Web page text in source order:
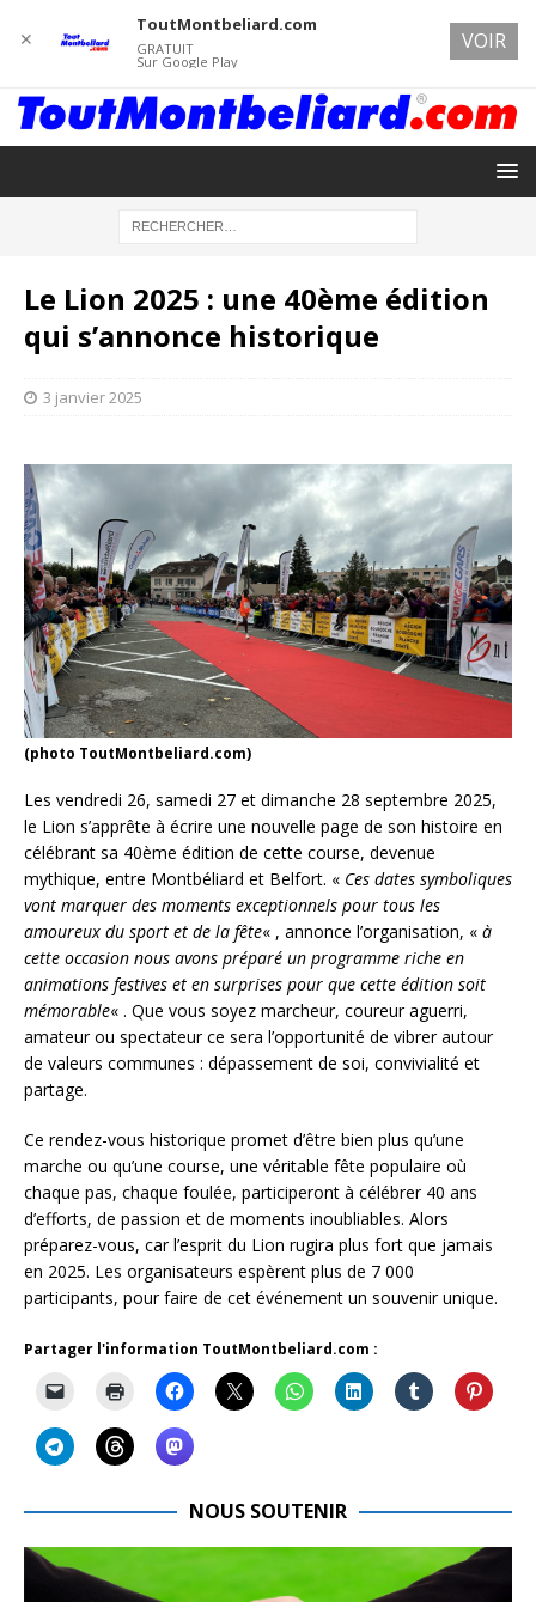
Le Lion 2025 : une 40ème édition
qui s’annonce historique
3 janvier 2025
(photo ToutMontbeliard.com)
Les vendredi 26, samedi 27 et dimanche 28 septembre 2025,
le Lion s’apprête à écrire une nouvelle page de son histoire en
célébrant sa 40ème édition de cette course, devenue
mythique, entre Montbéliard et Belfort. « Ces dates symboliques
vont marquer des moments exceptionnels pour tous les
amoureux du sport et de la fête« , annonce l’organisation, « à
cette occasion nous avons préparé un programme riche en
animations festives et en surprises pour que cette édition soit
mémorable« . Que vous soyez marcheur, coureur aguerri,
amateur ou spectateur ce sera l’opportunité de vibrer autour
de valeurs communes : dépassement de soi, convivialité et
partage.
Ce rendez-vous historique promet d’être bien plus qu’une
marche ou qu’une course, une véritable fête populaire où
chaque pas, chaque foulée, participeront à célébrer 40 ans
d’efforts, de passion et de moments inoubliables. Alors
préparez-vous, car l’esprit du Lion rugira plus fort que jamais
en 2025. Les organisateurs espèrent plus de 7 000
participants, pour faire de cet événement un souvenir unique.
Partager l'information ToutMontbeliard.com :
NOUS SOUTENIR
✕
ToutMontbeliard.com
GRATUIT
Sur Google Play
VOIR